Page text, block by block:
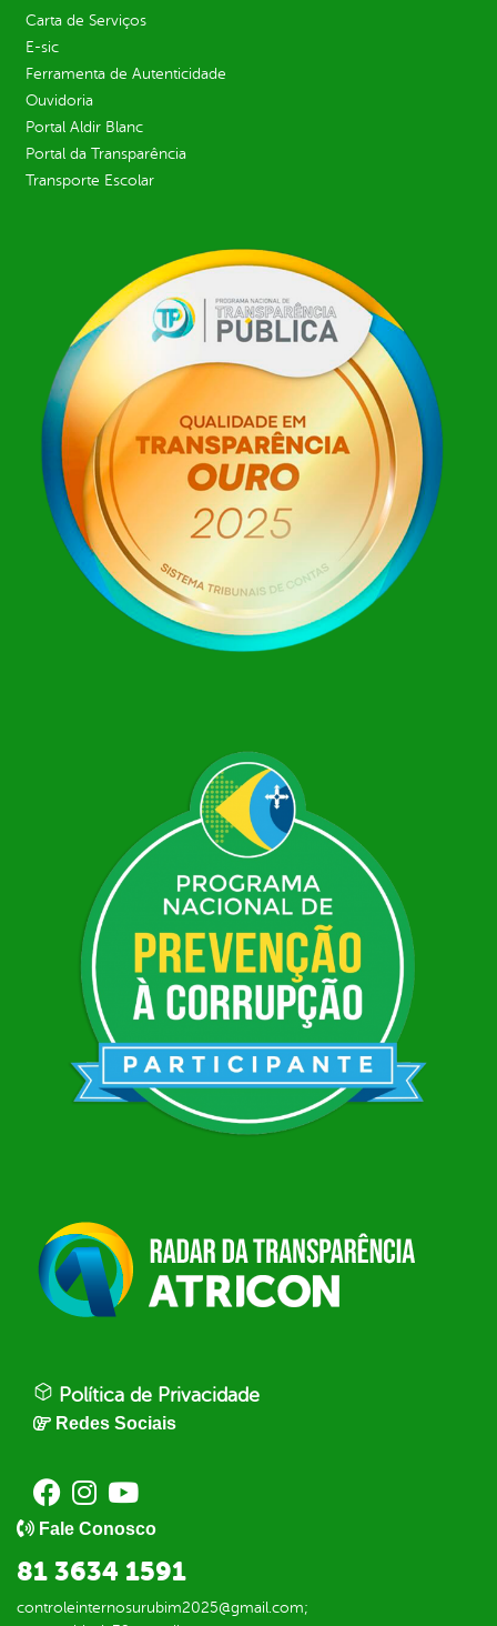
Carta de Serviços
E-sic
Ferramenta de Autenticidade
Ouvidoria
Portal Aldir Blanc
Portal da Transparência
Transporte Escolar
Política de Privacidade
Redes Sociais
Fale Conosco
81 3634 1591
controleinternosurubim2025@gmail.com;